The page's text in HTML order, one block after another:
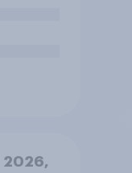
Sie
2026,